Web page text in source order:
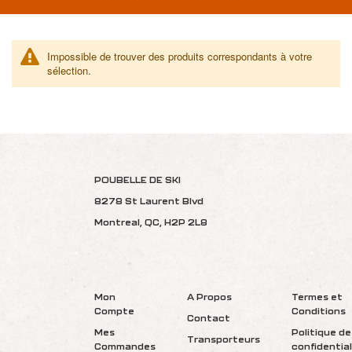
Impossible de trouver des produits correspondants à votre
sélection.
POUBELLE DE SKI
8278 St Laurent Blvd
Montreal, QC, H2P 2L8
Mon
Compte
Mes
Commandes
A Propos
Contact
Transporteurs
Termes et
Conditions
Politique de